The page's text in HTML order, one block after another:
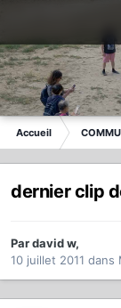
Accueil
dernier clip
Pardavid w,
10 juillet 2011 dans